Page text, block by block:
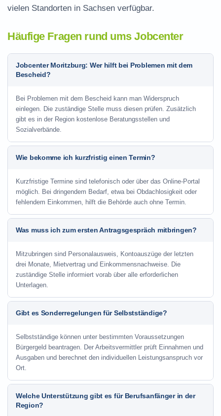
vielen Standorten in Sachsen verfügbar.
Häufige Fragen rund ums Jobcenter
Jobcenter Moritzburg: Wer hilft bei Problemen mit dem
Bescheid?
Bei Problemen mit dem Bescheid kann man Widerspruch
einlegen. Die zuständige Stelle muss diesen prüfen. Zusätzlich
gibt es in der Region kostenlose Beratungsstellen und
Sozialverbände.
Wie bekomme ich kurzfristig einen Termin?
Kurzfristige Termine sind telefonisch oder über das Online-Portal
möglich. Bei dringendem Bedarf, etwa bei Obdachlosigkeit oder
fehlendem Einkommen, hilft die Behörde auch ohne Termin.
Was muss ich zum ersten Antragsgespräch mitbringen?
Mitzubringen sind Personalausweis, Kontoauszüge der letzten
drei Monate, Mietvertrag und Einkommensnachweise. Die
zuständige Stelle informiert vorab über alle erforderlichen
Unterlagen.
Gibt es Sonderregelungen für Selbstständige?
Selbstständige können unter bestimmten Voraussetzungen
Bürgergeld beantragen. Der Arbeitsvermittler prüft Einnahmen und
Ausgaben und berechnet den individuellen Leistungsanspruch vor
Ort.
Welche Unterstützung gibt es für Berufsanfänger in der
Region?